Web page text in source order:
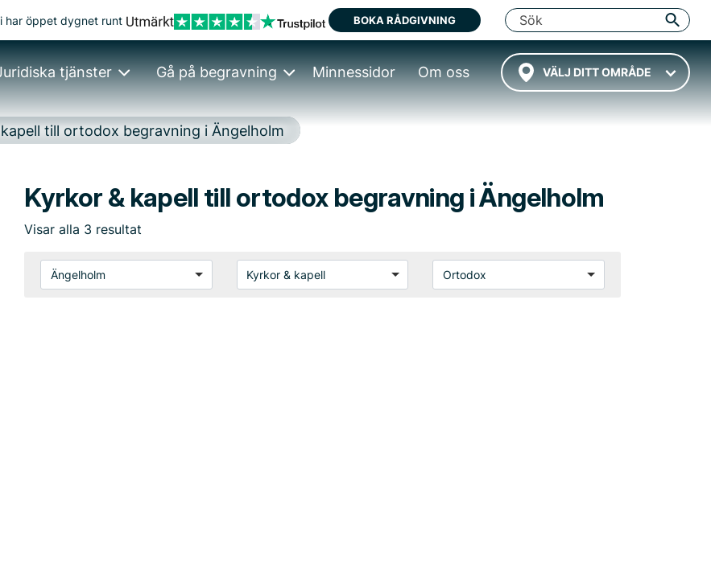
har öppet dygnet runt BOKA RÅDGIVNING
VÄLJ DITT OMRÅDE
tjänster Gå på begravning Minnessidor Om oss
till ortodox begravning i Ängelholm
Kyrkor & kapell till ortodox begravning i Ängelholm
Visar alla 3 resultat
Ängelholm Kyrkor & kapell Ortodox